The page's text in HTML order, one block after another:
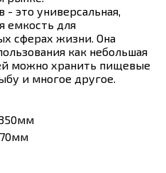
- это универсальная,
емкость для
сферах жизни. Она
как небольшая
можно хранить пищевые
и многое другое.